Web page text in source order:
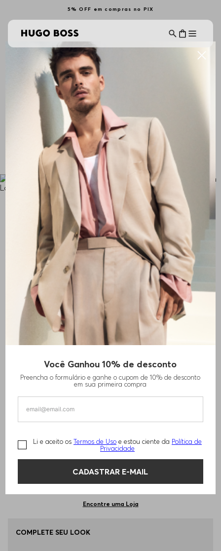
5% OFF em compras no PIX
Você Ganhou 10% de desconto
Preencha o formulário e ganhe o cupom de 10% de desconto
em sua primeira compra
Li e aceito os Termos de Uso e estou ciente da Política de
Privacidade
CADASTRAR E-MAIL
CAMISETA EM MISTURA DE ALGODÃO COM
FITA VERMELHA COM LOGO
720,00 R$ 440,00
TAMANHO -EP - XS Informações do Tamanho
Qual o seu Tamanho? Tabela de Tamanhos
P - S
Encontre uma Loja
COMPLETE SEU LOOK